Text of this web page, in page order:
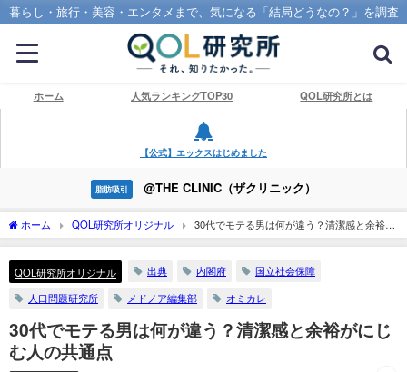
暮らし・旅行・美容・エンタメまで、気になる「結局どうなの？」を調査
ホーム 人気ランキングTOP30 QOL研究所とは
【公式】エックスはじめました
脂肪吸引 @THE CLINIC（ザクリニック）
ホーム QOL研究所オリジナル
30代でモテる男は何が違う？清潔感と余裕が
にじむ人の共通点
QOL研究所オリジナル 出典 内閣府
国立社会保障
人口問題研究所
メドノア編集部 オミカレ
30代でモテる男は何が違う？清潔感と余裕がにじ
む人の共通点